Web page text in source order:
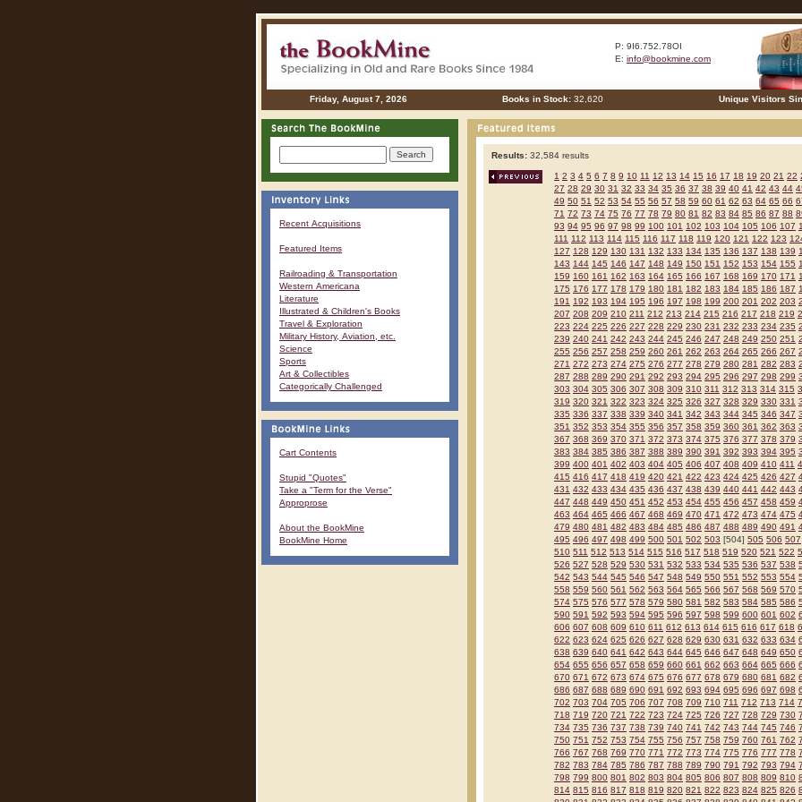
P: 9I6.752.78OI
E: info@bookmine.com
Friday, August 7, 2026 Books in Stock: 32,620 Unique Visitors
Recent Acquisitions
Featured Items
Railroading & Transportation
Western Americana
Literature
Illustrated & Children's Books
Travel & Exploration
Military History, Aviation, etc.
Science
Sports
Art & Collectibles
Categorically Challenged
Cart Contents
Stupid "Quotes"
Take a "Term for the Verse"
Approprose
About the BookMine
BookMine Home
Results: 32,584 results
1 2 3 4 5 6 7 8 9 10 11 12 13 14 15 16 17 18 19 20 21 22
27 28 29 30 31 32 33 34 35 36 37 38 39 40 41 42 43 44
49 50 51 52 53 54 55 56 57 58 59 60 61 62 63 64 65 66
71 72 73 74 75 76 77 78 79 80 81 82 83 84 85 86 87 88
93 94 95 96 97 98 99 100 101 102 103 104 105 106 107
111 112 113 114 115 116 117 118 119 120 121 122 123
127 128 129 130 131 132 133 134 135 136 137 138 139
143 144 145 146 147 148 149 150 151 152 153 154 155
159 160 161 162 163 164 165 166 167 168 169 170 171
175 176 177 178 179 180 181 182 183 184 185 186 187
191 192 193 194 195 196 197 198 199 200 201 202 203
207 208 209 210 211 212 213 214 215 216 217 218 219
223 224 225 226 227 228 229 230 231 232 233 234 235
239 240 241 242 243 244 245 246 247 248 249 250 251
255 256 257 258 259 260 261 262 263 264 265 266 267
271 272 273 274 275 276 277 278 279 280 281 282 283
287 288 289 290 291 292 293 294 295 296 297 298 299
303 304 305 306 307 308 309 310 311 312 313 314 315
319 320 321 322 323 324 325 326 327 328 329 330 331
335 336 337 338 339 340 341 342 343 344 345 346 347
351 352 353 354 355 356 357 358 359 360 361 362 363
367 368 369 370 371 372 373 374 375 376 377 378 379
383 384 385 386 387 388 389 390 391 392 393 394 395
399 400 401 402 403 404 405 406 407 408 409 410 411
415 416 417 418 419 420 421 422 423 424 425 426 427
431 432 433 434 435 436 437 438 439 440 441 442 443
447 448 449 450 451 452 453 454 455 456 457 458 459
463 464 465 466 467 468 469 470 471 472 473 474 475
479 480 481 482 483 484 485 486 487 488 489 490 491
495 496 497 498 499 500 501 502 503 [504] 505 506 507
510 511 512 513 514 515 516 517 518 519 520 521 522
526 527 528 529 530 531 532 533 534 535 536 537 538
542 543 544 545 546 547 548 549 550 551 552 553 554
558 559 560 561 562 563 564 565 566 567 568 569 570
574 575 576 577 578 579 580 581 582 583 584 585 586
590 591 592 593 594 595 596 597 598 599 600 601 602
606 607 608 609 610 611 612 613 614 615 616 617 618
622 623 624 625 626 627 628 629 630 631 632 633 634
638 639 640 641 642 643 644 645 646 647 648 649 650
654 655 656 657 658 659 660 661 662 663 664 665 666
670 671 672 673 674 675 676 677 678 679 680 681 682
686 687 688 689 690 691 692 693 694 695 696 697 698
702 703 704 705 706 707 708 709 710 711 712 713 714
718 719 720 721 722 723 724 725 726 727 728 729 730
734 735 736 737 738 739 740 741 742 743 744 745 746
750 751 752 753 754 755 756 757 758 759 760 761 762
766 767 768 769 770 771 772 773 774 775 776 777 778
782 783 784 785 786 787 788 789 790 791 792 793 794
798 799 800 801 802 803 804 805 806 807 808 809 810
814 815 816 817 818 819 820 821 822 823 824 825 826